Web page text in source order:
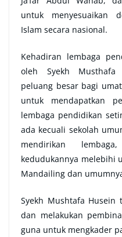
untuk menyesuaikan
Islam secara nasional.
Kehadiran lembaga
oleh Syekh
peluang besar bagi
untuk mendapatkan
lembaga pendidikan
ada kecuali sekolah
mendirikan
kedudukannya melebihi
Mandailing dan
Syekh Mushtafa Husein
dan melakukan
guna untuk mengkader